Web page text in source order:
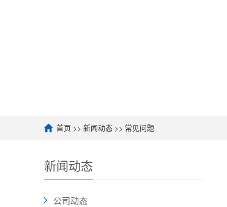
首页 >> 新闻动态 >> 常见问题
新闻动态
公司动态